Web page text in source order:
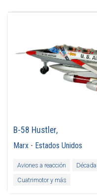
B-58 Hustler,
Marx - Estados Unidos
Aviones a reacción
Cuatrimotor y más